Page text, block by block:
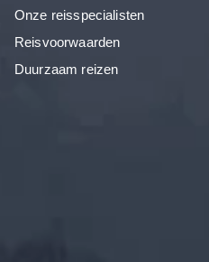
Onze reisspecialisten
Reisvoorwaarden
Duurzaam reizen